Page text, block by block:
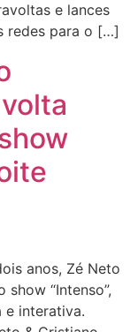
e lances
redes para o […]
anos, Zé Neto
“Intenso”,
e interativa.